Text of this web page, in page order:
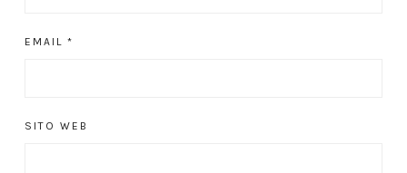
EMAIL *
SITO WEB